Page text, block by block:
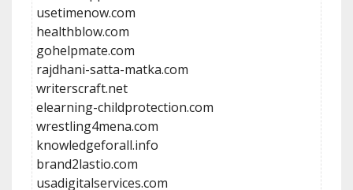
usetimenow.com
healthblow.com
gohelpmate.com
rajdhani-satta-matka.com
writerscraft.net
elearning-childprotection.com
wrestling4mena.com
knowledgeforall.info
brand2lastio.com
usadigitalservices.com